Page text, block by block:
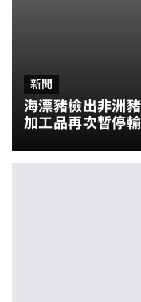
新聞
海漂豬檢出非洲
加工品再次暫停